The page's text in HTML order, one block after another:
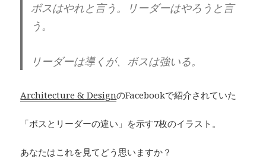
ボスはやれと言う。リーダーはやろうと言
う。
リーダーは導くが、ボスは強いる。
Architecture & DesignのFacebookで紹介されていた
「ボスとリーダーの違い」を示す7枚のイラスト。
あなたはこれを見てどう思いますか？